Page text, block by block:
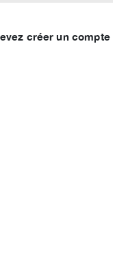
créer un compte